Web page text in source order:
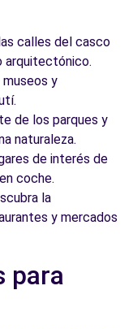
calles del casco
arquitectónico.
y
de los parques y
naturaleza.
de interés de
coche.
la
y mercados
para